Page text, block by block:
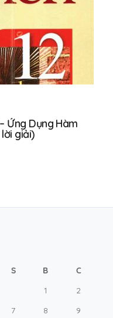
Ứng Dụng Hàm
giải)
S B C
1
2
7 8
9